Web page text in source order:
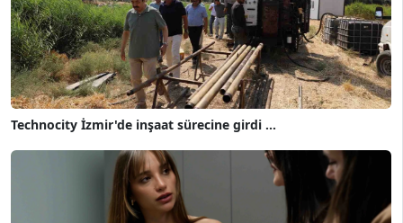
Technocity İzmir'de inşaat sürecine girdi ...